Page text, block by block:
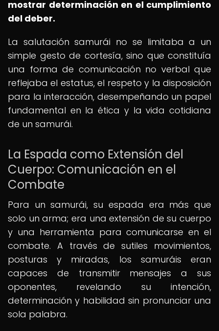
mostrar determinación en el cumplimiento
del deber.
La salutación samurái no se limitaba a un
simple gesto de cortesía, sino que constituía
una forma de comunicación no verbal que
reflejaba el estatus, el respeto y la disposición
para la interacción, desempeñando un papel
fundamental en la ética y la vida cotidiana
de un samurái.
La Espada como Extensión del
Cuerpo: Comunicación en el
Combate
Para un samurái, su espada era más que
solo un arma; era una extensión de su cuerpo
y una herramienta para comunicarse en el
combate. A través de sutiles movimientos,
posturas y miradas, los samuráis eran
capaces de transmitir mensajes a sus
oponentes, revelando su intención,
determinación y habilidad sin pronunciar una
sola palabra.